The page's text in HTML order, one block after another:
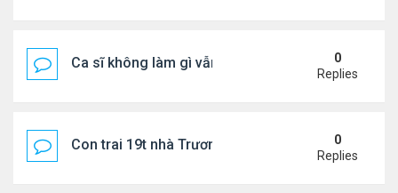
Ca sĩ không làm gì vẫn kiếm được 400 triệu đồng/
0
Replies
Con trai 19t nhà Trương Bá Chi - Tạ Đình Phong
0
Replies